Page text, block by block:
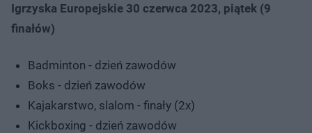
Igrzyska Europejskie 30 czerwca 2023, piątek (9
finałów)
Badminton - dzień zawodów
Boks - dzień zawodów
Kajakarstwo, slalom - finały (2x)
Kickboxing - dzień zawodów